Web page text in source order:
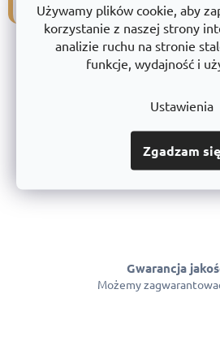
Używamy plików cookie, aby
korzystanie z naszej strony
analizie ruchu na stronie
funkcje, wydajność i
Ustawienia
Zgadzam się
Dlaczego warto
Bezpłatna wysyłka od
Gwarancja
Możemy